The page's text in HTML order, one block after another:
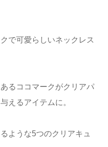
で可愛らしいネックレス
るココマークがクリアパ
えるアイテムに。
ような5つのクリアキュ